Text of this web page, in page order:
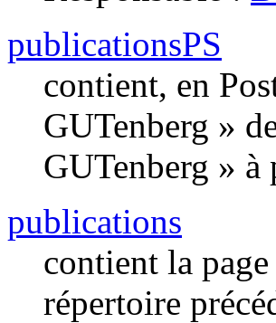
publicationsPS
contient, en
GUTenberg »
GUTenberg »
publications
contient la
répertoire